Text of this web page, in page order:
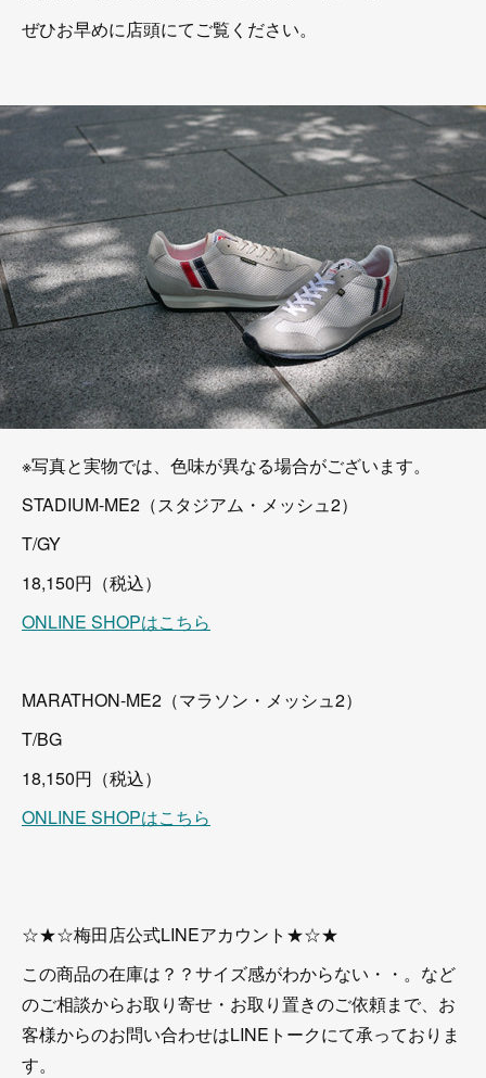
ぜひお早めに店頭にてご覧ください。
※写真と実物では、色味が異なる場合がございます。
STADIUM-ME2（スタジアム・メッシュ2）
T/GY
18,150円（税込）
ONLINE SHOPはこちら
MARATHON-ME2（マラソン・メッシュ2）
T/BG
18,150円（税込）
ONLINE SHOPはこちら
☆★☆梅田店公式LINEアカウント★☆★
この商品の在庫は？？サイズ感がわからない・・。など
のご相談からお取り寄せ・お取り置きのご依頼まで、お
客様からのお問い合わせはLINEトークにて承っておりま
す。